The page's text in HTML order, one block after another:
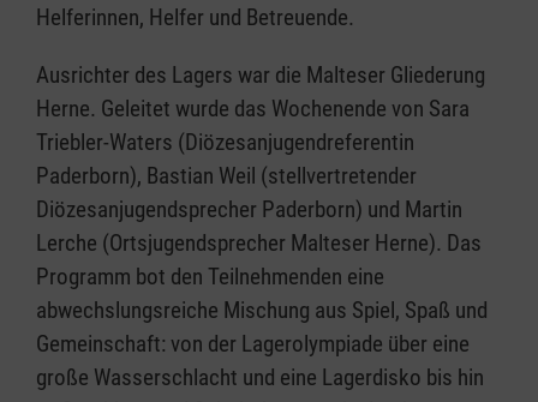
Helferinnen, Helfer und Betreuende.
Ausrichter des Lagers war die Malteser Gliederung
Herne. Geleitet wurde das Wochenende von Sara
Triebler-Waters (Diözesanjugendreferentin
Paderborn), Bastian Weil (stellvertretender
Diözesanjugendsprecher Paderborn) und Martin
Lerche (Ortsjugendsprecher Malteser Herne). Das
Programm bot den Teilnehmenden eine
abwechslungsreiche Mischung aus Spiel, Spaß und
Gemeinschaft: von der Lagerolympiade über eine
große Wasserschlacht und eine Lagerdisko bis hin